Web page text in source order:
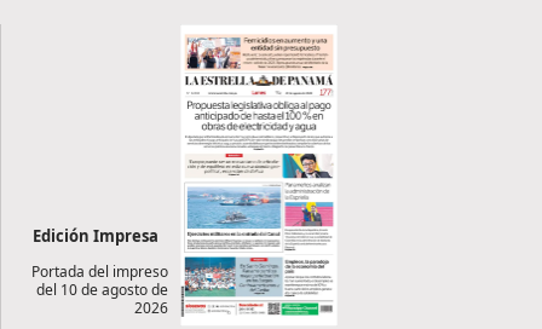
Edición Impresa
Portada del impreso
del 10 de agosto de
2026